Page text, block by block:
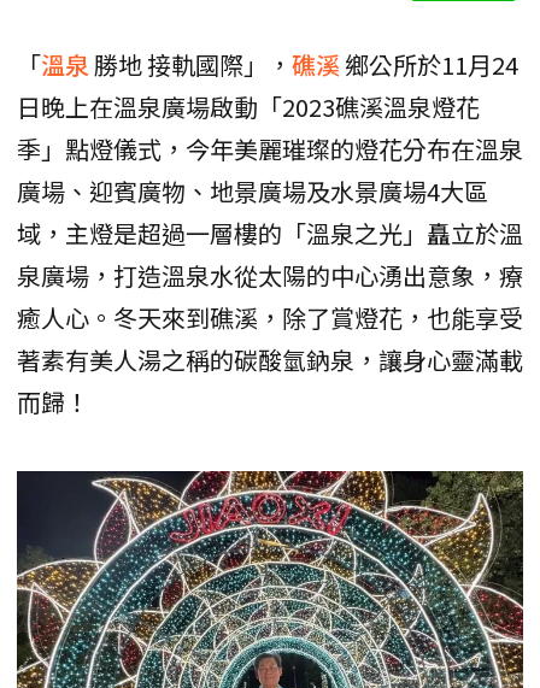
「溫泉 勝地 接軌國際」， 礁溪 鄉公所於11月24
日晚上在溫泉廣場啟動「2023礁溪溫泉燈花
季」點燈儀式，今年美麗璀璨的燈花分布在溫泉
廣場、迎賓廣物、地景廣場及水景廣場4大區
域，主燈是超過一層樓的「溫泉之光」矗立於溫
泉廣場，打造溫泉水從太陽的中心湧出意象，療
癒人心。冬天來到礁溪，除了賞燈花，也能享受
著素有美人湯之稱的碳酸氫鈉泉，讓身心靈滿載
而歸！